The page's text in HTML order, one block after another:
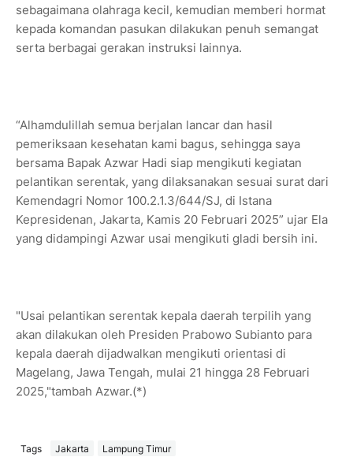
sebagaimana olahraga kecil, kemudian memberi hormat
kepada komandan pasukan dilakukan penuh semangat
serta berbagai gerakan instruksi lainnya.
“Alhamdulillah semua berjalan lancar dan hasil
pemeriksaan kesehatan kami bagus, sehingga saya
bersama Bapak Azwar Hadi siap mengikuti kegiatan
pelantikan serentak, yang dilaksanakan sesuai surat dari
Kemendagri Nomor 100.2.1.3/644/SJ, di Istana
Kepresidenan, Jakarta, Kamis 20 Februari 2025” ujar Ela
yang didampingi Azwar usai mengikuti gladi bersih ini.
"Usai pelantikan serentak kepala daerah terpilih yang
akan dilakukan oleh Presiden Prabowo Subianto para
kepala daerah dijadwalkan mengikuti orientasi di
Magelang, Jawa Tengah, mulai 21 hingga 28 Februari
2025,"tambah Azwar.(*)
Tags Jakarta Lampung Timur